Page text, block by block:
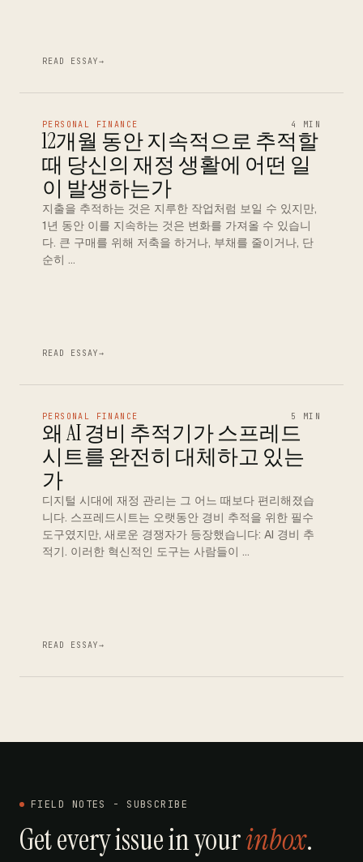
READ ESSAY→
PERSONAL FINANCE 4 MIN
12개월 동안 지속적으로 추적할
때 당신의 재정 생활에 어떤 일
이 발생하는가
지출을 추적하는 것은 지루한 작업처럼 보일 수 있지만,
1년 동안 이를 지속하는 것은 변화를 가져올 수 있습니
다. 큰 구매를 위해 저축을 하거나, 부채를 줄이거나, 단
순히 …
READ ESSAY→
PERSONAL FINANCE 5 MIN
왜 AI 경비 추적기가 스프레드
시트를 완전히 대체하고 있는
가
디지털 시대에 재정 관리는 그 어느 때보다 편리해졌습
니다. 스프레드시트는 오랫동안 경비 추적을 위한 필수
도구였지만, 새로운 경쟁자가 등장했습니다: AI 경비 추
적기. 이러한 혁신적인 도구는 사람들이 …
READ ESSAY→
FIELD NOTES - SUBSCRIBE
Get every issue in yourinbox.